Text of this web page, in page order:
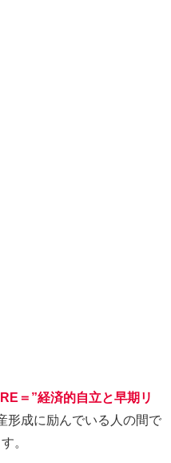
＝”経済的自立と早期リ
形成に励んでいる人の間で
。